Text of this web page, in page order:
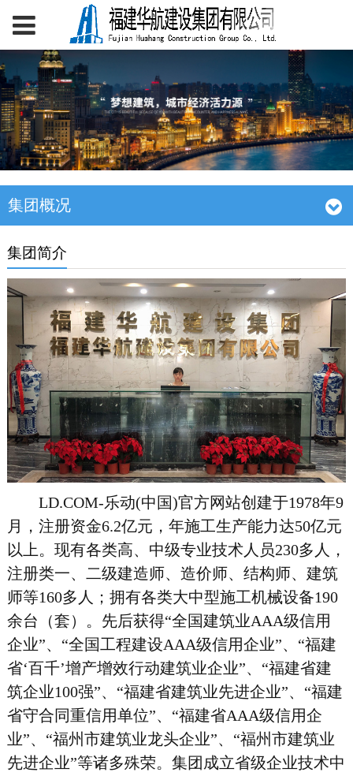
集团概况
集团简介
LD.COM-乐动(中国)官方网站创建于1978年9
月，注册资金6.2亿元，年施工生产能力达50亿元
以上。现有各类高、中级专业技术人员230多人，
注册类一、二级建造师、造价师、结构师、建筑
师等160多人；拥有各类大中型施工机械设备190
余台（套）。先后获得“全国建筑业AAA级信用
企业”、“全国工程建设AAA级信用企业”、“福建
省‘百千’增产增效行动建筑业企业”、“福建省建
筑企业100强”、“福建省建筑业先进企业”、“福建
省守合同重信用单位”、“福建省AAA级信用企
业”、“福州市建筑业龙头企业”、“福州市建筑业
先进企业”等诸多殊荣。集团成立省级企业技术中